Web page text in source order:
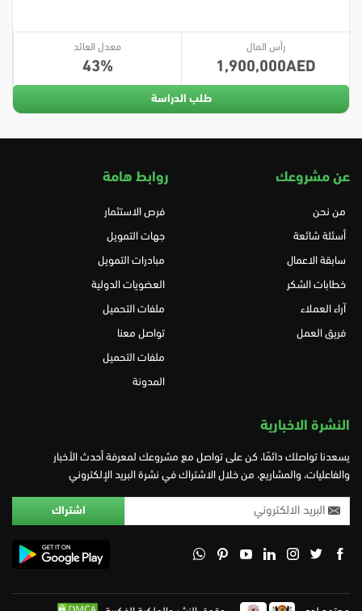
رأس المال
1,900,000
معدل العائد
43
طلب الدراسة
عن مشروعك
من نحن
أسئلة شائعة
سابقة الاعمال
خطابات الشكر
آراء العملاء
فريق العمل
روابط هامة
فرص الاستثمار
جهات التمويل
مبادرات التمويل
العضويات الدولية
ملفات التحميل
تواصل معنا
ملفات التحميل
المدونة
النشرة الاخبارية
يسعدنا تواصلك دائمًا، كن على تواصل مع مشروعك لمعرفة أحدث الأخبار
والفاعليات، والمشاريع، من خلال الاشتراك في نشرة البريد الإلكتروني